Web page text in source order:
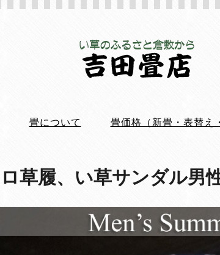
畳について 畳価格（新畳・表替え
草履、い草サンダル